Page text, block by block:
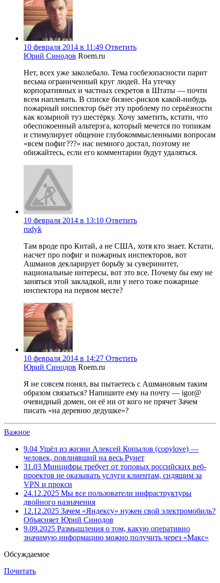
10 февраля 2014 в 11:49 Ответить
Юрий Синодов Roem.ru
Нет, всех уже заколебало. Тема госбезопасности парит
весьма ограниченный круг людей. На утечку
корпоративных и частных секретов в Штаты — почти
всем наплевать. В списке бизнес-рисков какой-нибудь
пожарный инспектор бьёт эту проблему по серьёзности
как козырной туз шестёрку. Хочу заметить, кстати, что
обеспокоенный альтерэга, который мечется по топикам
и стимулирует общение глубокоммысленными вопросам
«всем пофиг???» нас немного достал, поэтому не
обижайтесь, если его комментарии будут удаляться.
10 февраля 2014 в 13:10 Ответить
rudyk
Там вроде про Китай, а не США, хотя кто знает. Кстати,
насчет про пофиг и пожарных инспекторов, вот
Ашманов декларирует борьбу за суверинитет,
национальные интересы, вот это все. Почему бы ему не
заняться этой закладкой, или у него тоже пожарные
инспектора на первом месте?
10 февраля 2014 в 14:27 Ответить
Юрий Синодов Roem.ru
Я не совсем понял, вы пытаетесь с Ашмановым таким
образом связаться? Напишите ему на почту — igor@
очевидный домен, он её ни от кого не прячет Зачем
писать «на деревню дедушке»?
Важное
9.04 Ушёл из жизни Алексей Копылов (copylove) —
человек, повлиявший на весь Рунет
31.03 Минцифры требует от топовых российских веб-
проектов не оказывать услуги клиентам, сидящим за
VPN и прокси
24.12.2025 Мы все пользователи инфраструктуры
двойного назначения
12.12.2025 Зачем «Яндексу» нужен свой электромобиль?
Объясняет Юрий Синодов
9.09.2025 Размышления о том, какую оперативно
значимую информацию можно получить через «Макс»
Обсуждаемое
Почитать